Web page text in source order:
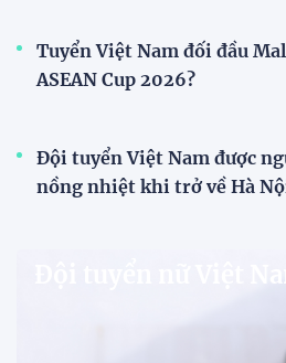
HLV Văn Sỹ Sơn tiếp tục
Sông Lam Nghệ An. Nhà
khẳng định ông nhận nhiệm